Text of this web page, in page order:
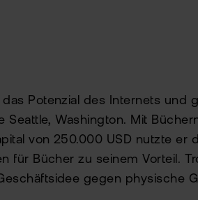
das Potenzial des Internets und
Seattle, Washington. Mit
von 250.000 USD nutzte er
für Bücher zu seinem Vorteil.
gegen physische